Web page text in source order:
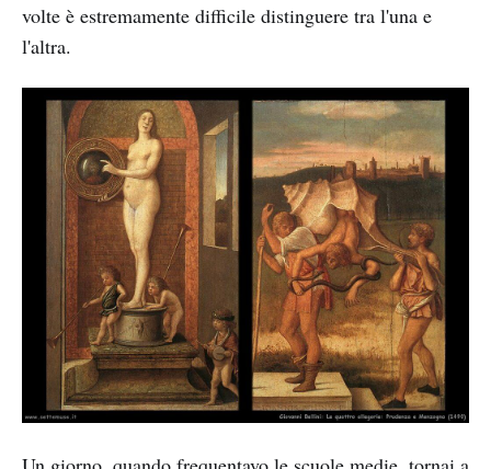
volte è estremamente difficile distinguere tra l'una e
l'altra.